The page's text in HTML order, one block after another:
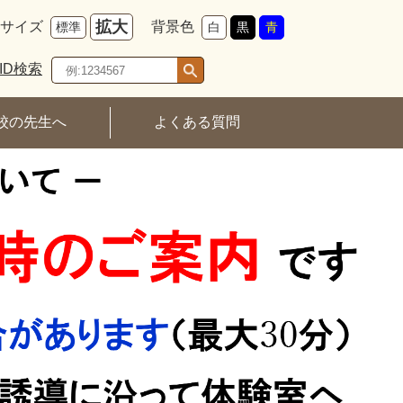
イズ 標準 拡大 背景色 白 黒 青
検索
の先生へ よくある質問